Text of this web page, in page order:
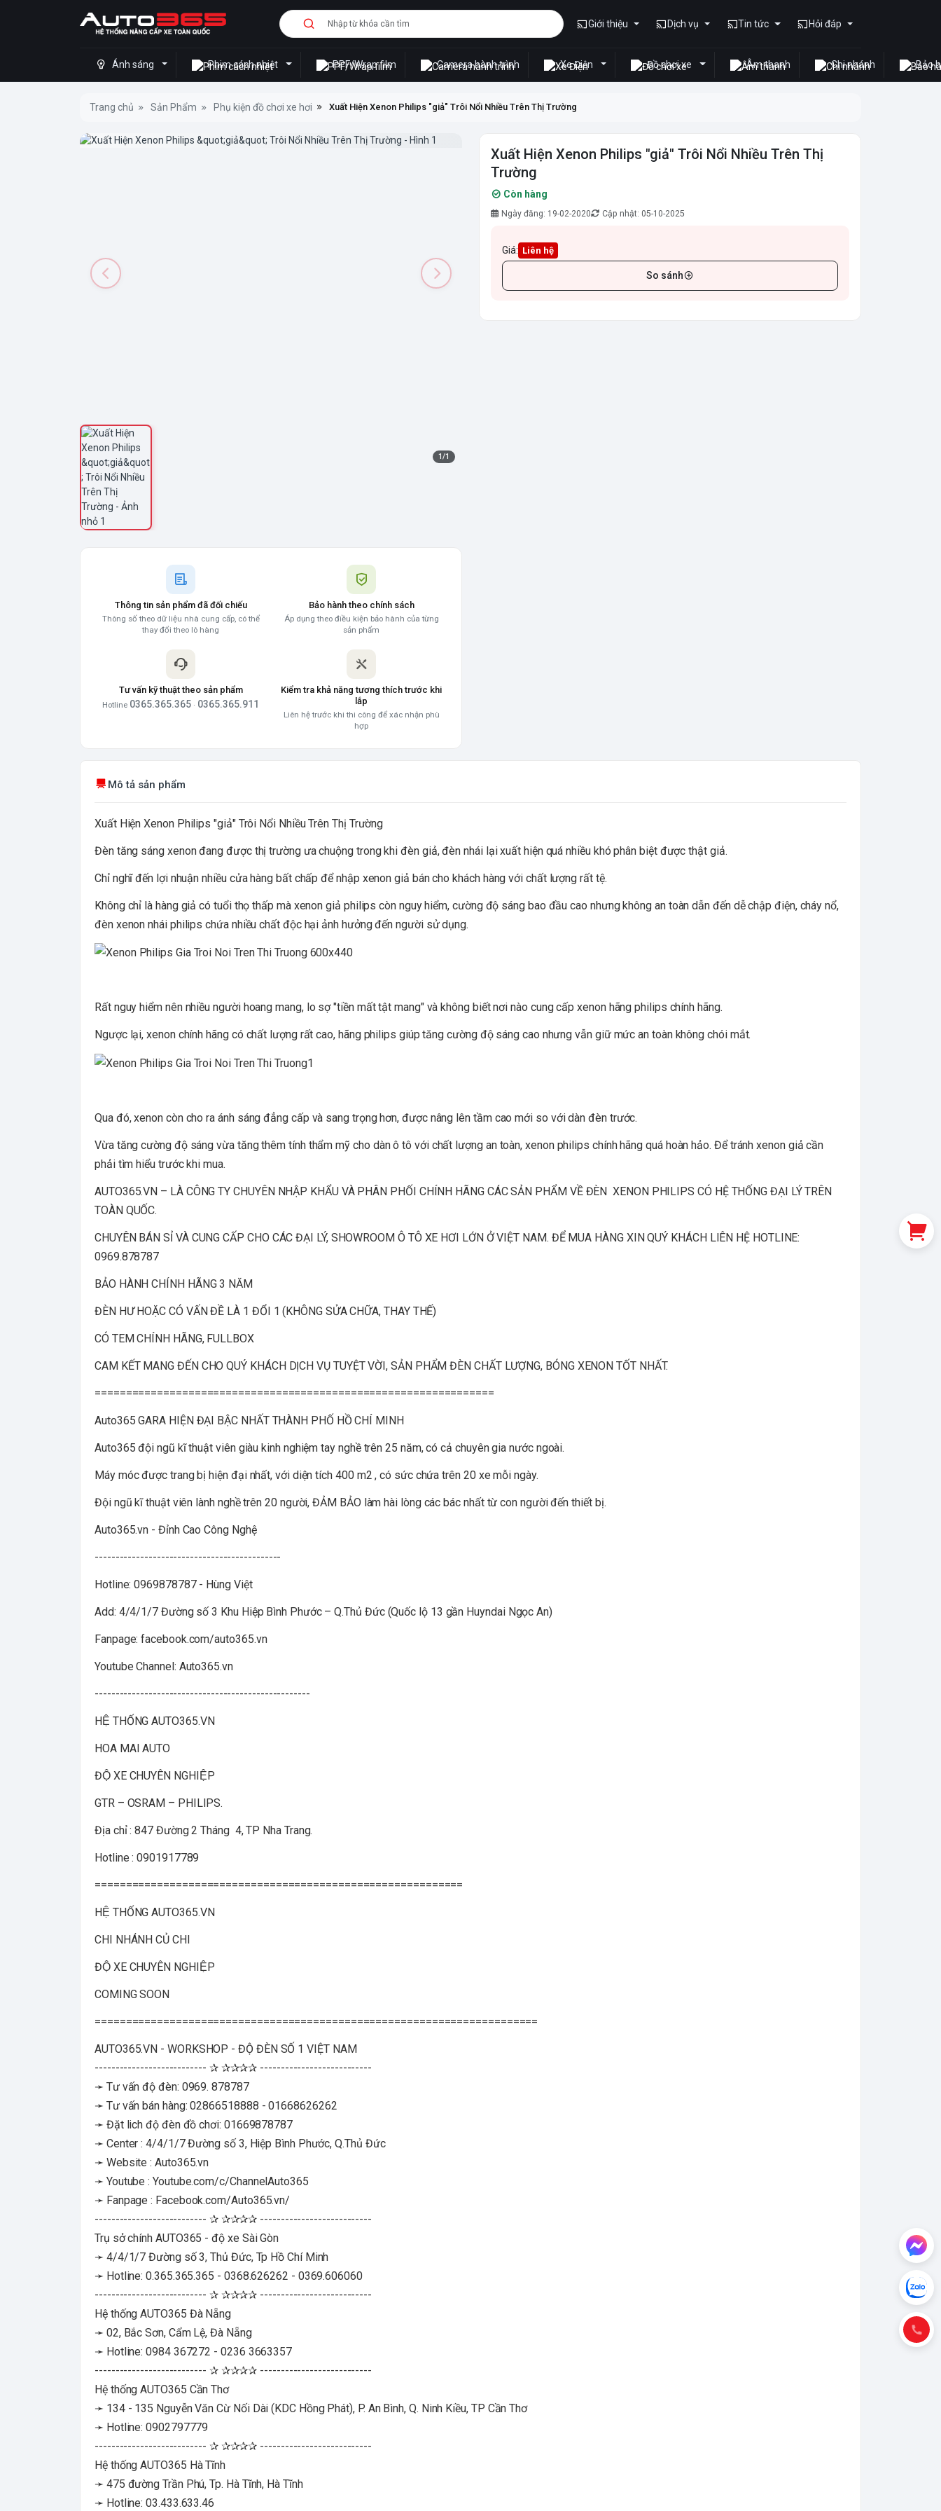
Giới thiệu Dịch vụ Tin tức Hỏi đáp
Ánh sáng Phim cách nhiệt PPF/Wrap film Camera hành trình Xe Điện Đồ chơi xe Âm thanh Chi nhánh Bảo
Trang chủ Sản Phẩm Phụ kiện đồ chơi xe hơi Xuất Hiện Xenon Philips "giả" Trôi Nổi Nhiều Trên Thị Trường
1/1
Thông tin sản phẩm đã đối chiếu
Thông số theo dữ liệu nhà cung cấp, có thể
thay đổi theo lô hàng
Bảo hành theo chính sách
Áp dụng theo điều kiện bảo hành của từng
sản phẩm
Tư vấn kỹ thuật theo sản phẩm
Hotline 0365.365.365 · 0365.365.911
Kiểm tra khả năng tương thích trước khi
lắp
Liên hệ trước khi thi công để xác nhận phù
hợp
Xuất Hiện Xenon Philips "giả" Trôi Nổi Nhiều Trên Thị
Trường
Còn hàng
Ngày đăng: 19-02-2020 Cập nhật: 05-10-2025
Giá: Liên hệ
So sánh
Mô tả sản phẩm
Xuất Hiện Xenon Philips "giả" Trôi Nổi Nhiều Trên Thị Trường
Đèn tăng sáng xenon đang được thị trường ưa chuộng trong khi đèn giả, đèn nhái lại xuất hiện quá nhiều khó phân biệt được thật giả.
Chỉ nghĩ đến lợi nhuận nhiều cửa hàng bất chấp để nhập xenon giả bán cho khách hàng với chất lượng rất tệ.
Không chỉ là hàng giả có tuổi thọ thấp mà xenon giả philips còn nguy hiểm, cường độ sáng bao đầu cao nhưng không an toàn dẫn đến dễ chập điện, cháy nổ,
đèn xenon nhái philips chứa nhiều chất độc hại ảnh hưởng đến người sử dụng.
Rất nguy hiểm nên nhiều người hoang mang, lo sợ "tiền mất tật mang" và không biết nơi nào cung cấp xenon hãng philips chính hãng.
Ngược lại, xenon chính hãng có chất lượng rất cao, hãng philips giúp tăng cường độ sáng cao nhưng vẫn giữ mức an toàn không chói mắt.
Qua đó, xenon còn cho ra ánh sáng đẳng cấp và sang trọng hơn, được nâng lên tầm cao mới so với dàn đèn trước.
Vừa tăng cường độ sáng vừa tăng thêm tính thẩm mỹ cho dàn ô tô với chất lượng an toàn, xenon philips chính hãng quá hoàn hảo. Để tránh xenon giả cần
phải tìm hiểu trước khi mua.
AUTO365.VN – LÀ CÔNG TY CHUYÊN NHẬP KHẨU VÀ PHÂN PHỐI CHÍNH HÃNG CÁC SẢN PHẨM VỀ ĐÈN XENON PHILIPS CÓ HỆ THỐNG ĐẠI LÝ TRÊN
TOÀN QUỐC.
CHUYÊN BÁN SỈ VÀ CUNG CẤP CHO CÁC ĐẠI LÝ, SHOWROOM Ô TÔ XE HƠI LỚN Ở VIỆT NAM. ĐỂ MUA HÀNG XIN QUÝ KHÁCH LIÊN HỆ HOTLINE:
0969.878787
BẢO HÀNH CHÍNH HÃNG 3 NĂM
ĐÈN HƯ HOẶC CÓ VẤN ĐỀ LÀ 1 ĐỔI 1 (KHÔNG SỬA CHỮA, THAY THẾ)
CÓ TEM CHÍNH HÃNG, FULLBOX
CAM KẾT MANG ĐẾN CHO QUÝ KHÁCH DỊCH VỤ TUYỆT VỜI, SẢN PHẨM ĐÈN CHẤT LƯỢNG, BÓNG XENON TỐT NHẤT.
================================================================
Auto365 GARA HIỆN ĐẠI BẬC NHẤT THÀNH PHỐ HỒ CHÍ MINH
Auto365 đội ngũ kĩ thuật viên giàu kinh nghiệm tay nghề trên 25 năm, có cả chuyên gia nước ngoài.
Máy móc được trang bị hiện đại nhất, với diện tích 400 m2 , có sức chứa trên 20 xe mỗi ngày.
Đội ngũ kĩ thuật viên lành nghề trên 20 người, ĐẢM BẢO làm hài lòng các bác nhất từ con người đến thiết bị.
Auto365.vn - Đỉnh Cao Công Nghệ
---------------------------------------------
Hotline: 0969878787 - Hùng Việt
Add: 4/4/1/7 Đường số 3 Khu Hiệp Bình Phước – Q.Thủ Đức (Quốc lộ 13 gần Huyndai Ngọc An)
Fanpage: facebook.com/auto365.vn
Youtube Channel: Auto365.vn
----------------------------------------------------
HỆ THỐNG AUTO365.VN
HOA MAI AUTO
ĐỘ XE CHUYÊN NGHIỆP
GTR – OSRAM – PHILIPS.
Địa chỉ : 847 Đường 2 Tháng 4, TP Nha Trang.
Hotline : 0901917789
===========================================================
HỆ THỐNG AUTO365.VN
CHI NHÁNH CỦ CHI
ĐỘ XE CHUYÊN NGHIỆP
COMING SOON
=======================================================================
AUTO365.VN - WORKSHOP - ĐỘ ĐÈN SỐ 1 VIỆT NAM
--------------------------- ✰ ✰✰✰✰ ---------------------------
➛ Tư vấn độ đèn: 0969. 878787
➛ Tư vấn bán hàng: 02866518888 - 01668626262
➛ Đặt lich độ đèn đồ chơi: 01669878787
➛ Center : 4/4/1/7 Đường số 3, Hiệp Bình Phước, Q.Thủ Đức
➛ Website : Auto365.vn
➛ Youtube : Youtube.com/c/ChannelAuto365
➛ Fanpage : Facebook.com/Auto365.vn/
--------------------------- ✰ ✰✰✰✰ ---------------------------
Trụ sở chính AUTO365 - độ xe Sài Gòn
➛ 4/4/1/7 Đường số 3, Thủ Đức, Tp Hồ Chí Minh
➛ Hotline: 0.365.365.365 - 0368.626262 - 0369.606060
--------------------------- ✰ ✰✰✰✰ ---------------------------
Hệ thống AUTO365 Đà Nẵng
➛ 02, Bắc Sơn, Cẩm Lệ, Đà Nẵng
➛ Hotline: 0984 367272 - 0236 3663357
--------------------------- ✰ ✰✰✰✰ ---------------------------
Hệ thống AUTO365 Cần Thơ
➛ 134 - 135 Nguyễn Văn Cừ Nối Dài (KDC Hồng Phát), P. An Bình, Q. Ninh Kiều, TP Cần Thơ
➛ Hotline: 0902797779
--------------------------- ✰ ✰✰✰✰ ---------------------------
Hệ thống AUTO365 Hà Tĩnh
➛ 475 đường Trần Phú, Tp. Hà Tĩnh, Hà Tĩnh
➛ Hotline: 03.433.633.46